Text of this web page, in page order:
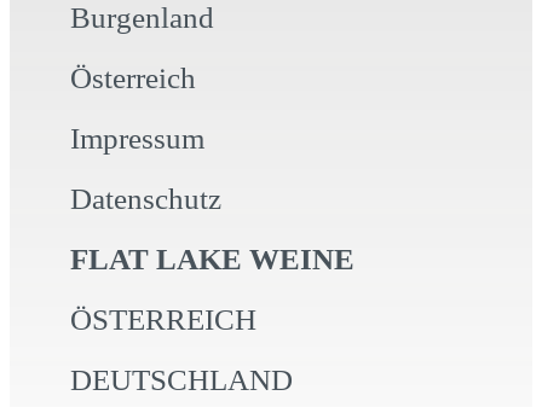
Burgenland
Österreich
Impressum
Datenschutz
FLAT LAKE WEINE
ÖSTERREICH
DEUTSCHLAND